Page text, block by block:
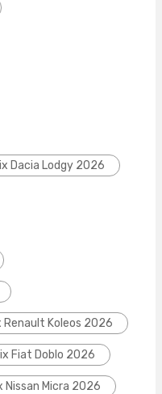
Dacia Lodgy 2026
Renault Koleos 2026
Fiat Doblo 2026
Nissan Micra 2026